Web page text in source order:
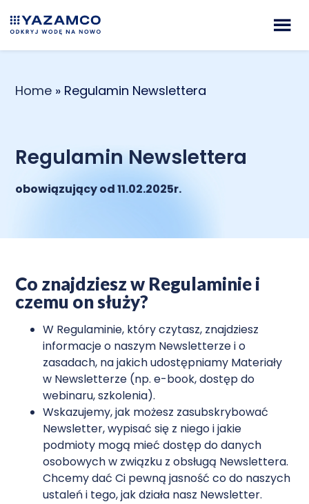
Home » Regulamin Newslettera
Regulamin Newslettera
obowiązujący od11.02.2025r.
Co znajdziesz w Regulaminie i
czemu on służy?
W Regulaminie, który czytasz, znajdziesz
informacje o naszym Newsletterze i o
zasadach, na jakich udostępniamy Materiały
w Newsletterze (np. e-book, dostęp do
webinaru, szkolenia).
Wskazujemy, jak możesz zasubskrybować
Newsletter, wypisać się z niego i jakie
podmioty mogą mieć dostęp do danych
osobowych w związku z obsługą Newslettera.
Chcemy dać Ci pewną jasność co do naszych
ustaleń i tego, jak działa nasz Newsletter.